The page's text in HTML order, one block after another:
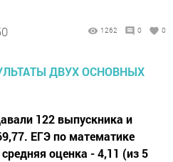
1262 0 0
122 выпускника и
ЕГЭ по математике
оценка - 4,11 (из 5